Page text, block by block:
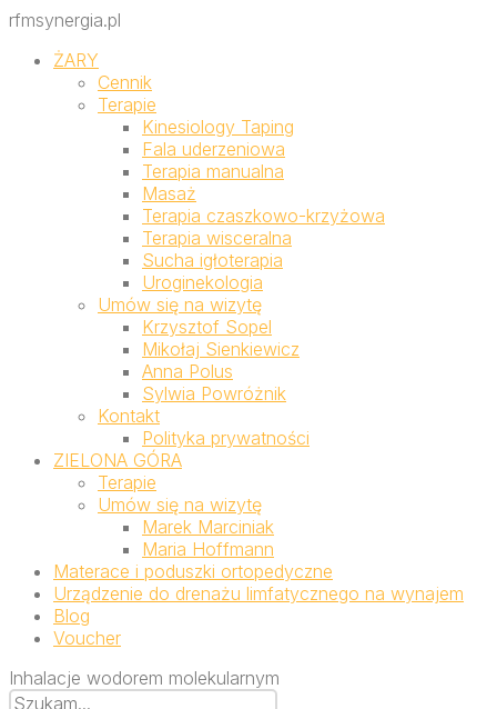
rfmsynergia.pl
ŻARY
Cennik
Terapie
Kinesiology Taping
Fala uderzeniowa
Terapia manualna
Masaż
Terapia czaszkowo-krzyżowa
Terapia wisceralna
Sucha igłoterapia
Uroginekologia
Umów się na wizytę
Krzysztof Sopel
Mikołaj Sienkiewicz
Anna Polus
Sylwia Powróżnik
Kontakt
Polityka prywatności
ZIELONA GÓRA
Terapie
Umów się na wizytę
Marek Marciniak
Maria Hoffmann
Materace i poduszki ortopedyczne
Urządzenie do drenażu limfatycznego na wynajem
Blog
Voucher
Inhalacje wodorem molekularnym